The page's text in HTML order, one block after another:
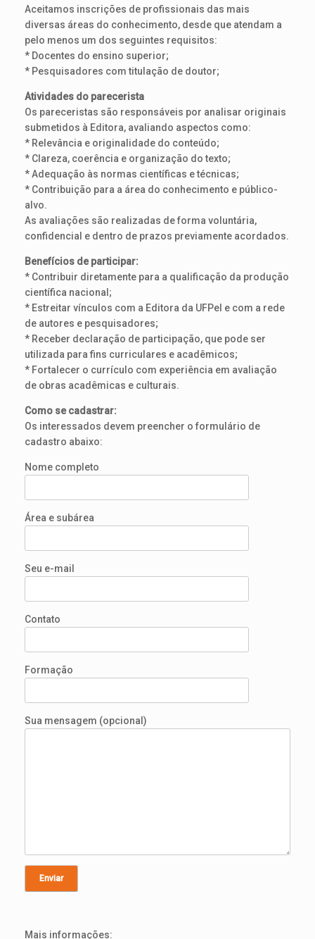
Aceitamos inscrições de profissionais das mais
diversas áreas do conhecimento, desde que atendam a
pelo menos um dos seguintes requisitos:
* Docentes do ensino superior;
* Pesquisadores com titulação de doutor;
Atividades do parecerista
Os pareceristas são responsáveis por analisar originais
submetidos à Editora, avaliando aspectos como:
* Relevância e originalidade do conteúdo;
* Clareza, coerência e organização do texto;
* Adequação às normas científicas e técnicas;
* Contribuição para a área do conhecimento e público-
alvo.
As avaliações são realizadas de forma voluntária,
confidencial e dentro de prazos previamente acordados.
Benefícios de participar:
* Contribuir diretamente para a qualificação da produção
científica nacional;
* Estreitar vínculos com a Editora da UFPel e com a rede
de autores e pesquisadores;
* Receber declaração de participação, que pode ser
utilizada para fins curriculares e acadêmicos;
* Fortalecer o currículo com experiência em avaliação
de obras acadêmicas e culturais.
Como se cadastrar:
Os interessados devem preencher o formulário de
cadastro abaixo:
Nome completo
Área e subárea
Seu e-mail
Contato
Formação
Sua mensagem (opcional)
Mais informações: